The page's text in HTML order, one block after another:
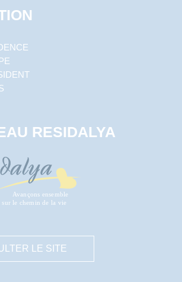
RESIDALYA
LE SITE